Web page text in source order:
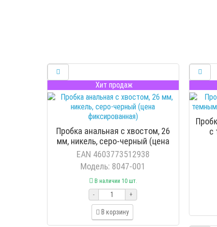
Хит продаж
Пробка анальная с хвостом, 26
мм, никель, серо-черный (цена
фиксированная)
EAN 4603773512938
Модель: 8047-001
В наличии 10 шт.
-
+
В корзину
с